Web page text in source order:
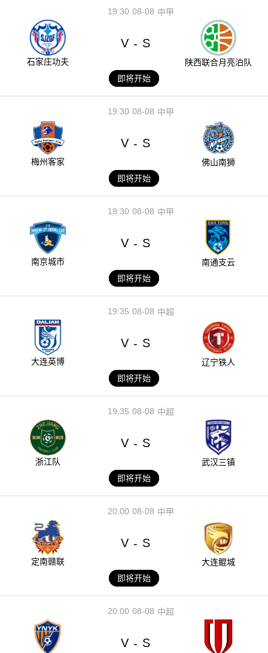
08-08
19:30 中甲
石家庄功夫
V - S
陕西联合月亮泊队
即将开始
08-08
19:30 中甲
梅州客家
V - S
佛山南狮
即将开始
08-08
19:30 中甲
南京城市
V - S
南通支云
即将开始
08-08
19:35 中超
大连英博
V - S
辽宁铁人
即将开始
08-08
19:35 中超
浙江队
V - S
武汉三镇
即将开始
08-08
20:00 中甲
定南赣联
V - S
大连鲲城
即将开始
08-08
20:00 中超
V - S